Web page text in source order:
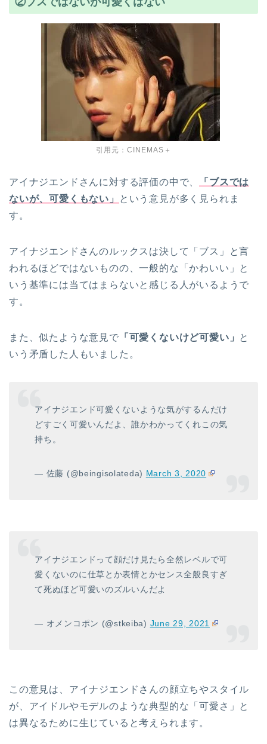
引用元：CINEMAS＋
アイナジエンドさんに対する評価の中で、
「ブスでは
ないが、可愛くもない」
という意見が多く見られま
す。
アイナジエンドさんのルックスは決して「ブス」と言
われるほどではないものの、一般的な「かわいい」と
いう基準には当てはまらないと感じる人がいるようで
す。
また、似たような意見で 「可愛くないけど可愛い」 と
いう矛盾した人もいました。
アイナジエンド可愛くないような気がするんだけ
どすごく可愛いんだよ、誰かわかってくれこの気
持ち。
— 佐藤 (@beingisolateda) March 3, 2020
アイナジエンドって顔だけ見たら全然レベルで可
愛くないのに仕草とか表情とかセンス全般良すぎ
て死ぬほど可愛いのズルいんだよ
— オメンコポン (@stkeiba) June 29, 2021
この意見は、アイナジエンドさんの顔立ちやスタイル
が、アイドルやモデルのような典型的な「可愛さ」と
は異なるために生じていると考えられます。